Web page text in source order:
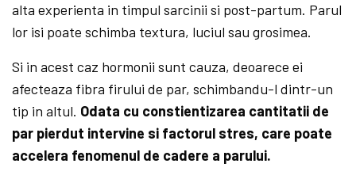
alta experienta in timpul sarcinii si post-partum. Parul
lor isi poate schimba textura, luciul sau grosimea.
Si in acest caz hormonii sunt cauza, deoarece ei
afecteaza fibra firului de par, schimbandu-l dintr-un
tip in altul. Odata cu constientizarea cantitatii de
par pierdut intervine si factorul stres, care poate
accelera fenomenul de cadere a parului.